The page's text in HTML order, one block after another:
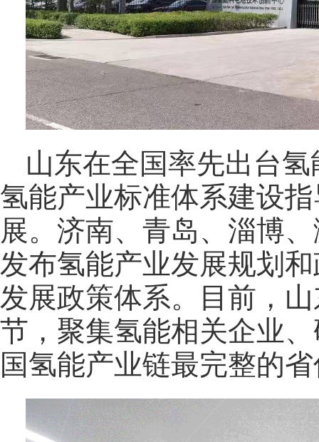
山东在全国率先出台
氢能产业标准体系建设
展。济南、青岛、淄博
发布氢能产业发展规划
发展政策体系。目前，
节，聚集氢能相关企业
国氢能产业链最完整的